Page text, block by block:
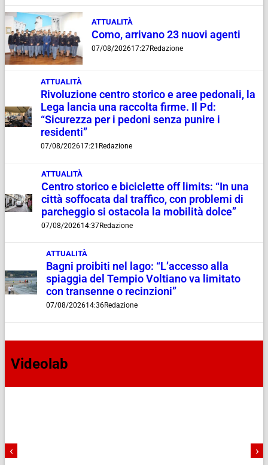
ATTUALITÀ
Como, arrivano 23 nuovi agenti
07/08/202617:27Redazione
ATTUALITÀ
Rivoluzione centro storico e aree pedonali, la
Lega lancia una raccolta firme. Il Pd:
“Sicurezza per i pedoni senza punire i
residenti”
07/08/202617:21 Redazione
ATTUALITÀ
Centro storico e biciclette off limits: “In una
città soffocata dal traffico, con problemi di
parcheggio si ostacola la mobilità dolce”
07/08/202614:37Redazione
ATTUALITÀ
Bagni proibiti nel lago: “L’accesso alla
spiaggia del Tempio Voltiano va limitato
con transenne o recinzioni”
07/08/202614:36Redazione
Videolab
‹ ›